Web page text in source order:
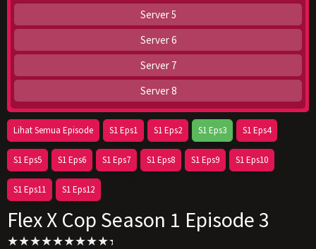
Server 5
Server 6
Server 7
Server 8
Lihat Semua Episode S1 Eps1 S1 Eps2 S1 Eps3 S1 Eps4
S1 Eps5 S1 Eps6 S1 Eps7 S1 Eps8 S1 Eps9 S1 Eps10
S1 Eps11 S1 Eps12
Flex X Cop Season 1 Episode 3